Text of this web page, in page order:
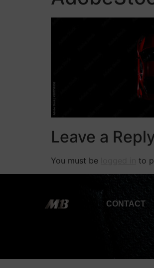
Leave a
You must be to
CONTACT